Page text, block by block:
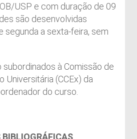
USP e com duração de 09
são desenvolvidas
segunda a sexta-feira, sem
subordinados à Comissão de
Universitária (CCEx) da
do curso.
BIBLIOGRÁFICAS